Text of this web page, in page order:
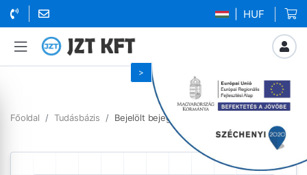
| HUF
Főoldal Tudásbázis Bejelölt bejegyzések adószám frissítés